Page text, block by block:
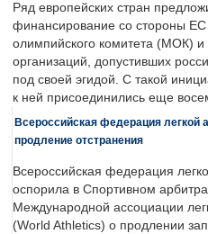
Ряд европейских стран
финансирование со стороны
олимпийского комитета (МОК) и
организаций, допустивших
под своей эгидой. С такой
к ней присоединились еще
Всероссийская федерация легкой
продление отстранения
Всероссийская федерация
оспорила в Спортивном
Международной ассоциации
(World Athletics) о продлении